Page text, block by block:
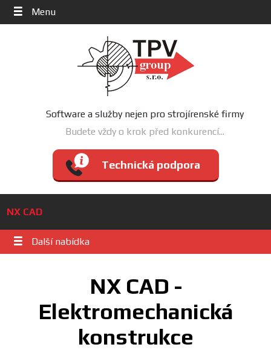
Menu
Software a služby nejen pro strojírenské firmy
Budete vždy o krok před konkurencí...
Technická podpora
NX CAD
Další nabídka
NX CAD -
Elektromechanická
konstrukce